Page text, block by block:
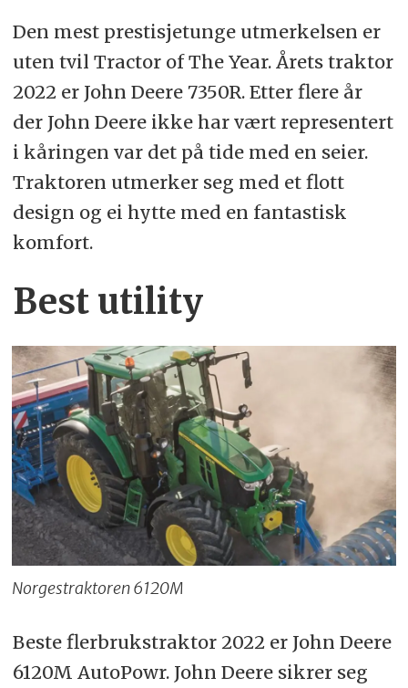
Den mest prestisjetunge utmerkelsen er
uten tvil Tractor of The Year. Årets traktor
2022 er John Deere 7350R. Etter flere år
der John Deere ikke har vært representert
i kåringen var det på tide med en seier.
Traktoren utmerker seg med et flott
design og ei hytte med en fantastisk
komfort.
Best utility
Norgestraktoren 6120M
Beste flerbrukstraktor 2022 er John Deere
6120M AutoPowr. John Deere sikrer seg